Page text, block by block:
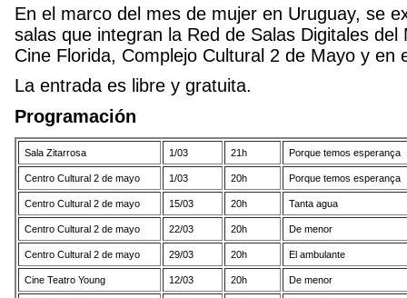
En el marco del mes de mujer en Uruguay, se
salas que integran la Red de Salas Digitales
Cine Florida, Complejo Cultural 2 de Mayo y en
La entrada es libre y gratuita.
Programación
Sala Zitarrosa 1/03 21h Porque temos
Centro Cultural 2 de mayo 1/03 20h Porque temos esperança
Centro Cultural 2 de mayo 15/03 20h Tanta agua
Centro Cultural 2 de mayo 22/03 20h De menor
Centro Cultural 2 de mayo 29/03 20h El ambulante
Cine Teatro Young 12/03 20h De menor